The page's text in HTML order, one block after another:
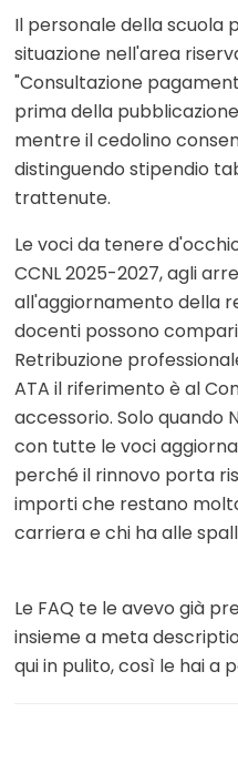
Il personale della scuola
situazione nell'area
"Consultazione
prima della
mentre il cedolino
distinguendo stipendio
trattenute.
Le voci da tenere
CCNL 2025-2027, agli
all'aggiornamento della
docenti possono
Retribuzione
ATA il riferimento è al
accessorio. Solo quando
con tutte le voci
perché il rinnovo porta
importi che restano
carriera e chi ha alle
Le FAQ te le avevo già
insieme a meta
qui in pulito, così le hai a